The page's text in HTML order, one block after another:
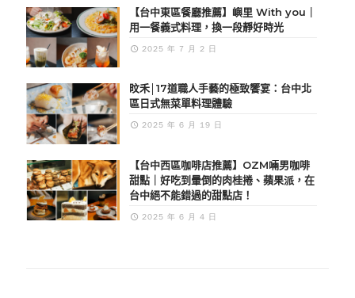
【台中東區餐廳推薦】嶼里 With you｜
用一餐義式料理，換一段靜好時光
2025 年 7 月 2 日
旼禾│17道職人手藝的極致饗宴：台中北
區日式無菜單料理體驗
2025 年 6 月 19 日
【台中西區咖啡店推薦】OZM啢男咖啡
甜點｜好吃到暈倒的肉桂捲、蘋果派，在
台中絕不能錯過的甜點店！
2025 年 6 月 4 日